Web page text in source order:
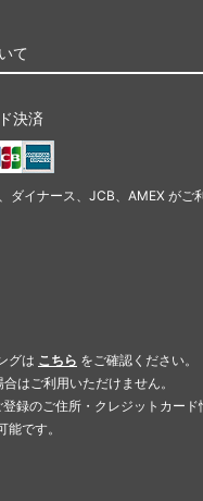
て
決済
ダイナース、JCB、AMEX がご
グは こちら をご確認ください。
はご利用いただけません。
録のご住所・クレジットカード
です。